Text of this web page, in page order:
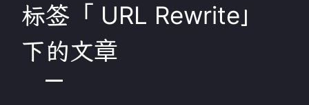
标签「 URL Rewrite」
下的文章